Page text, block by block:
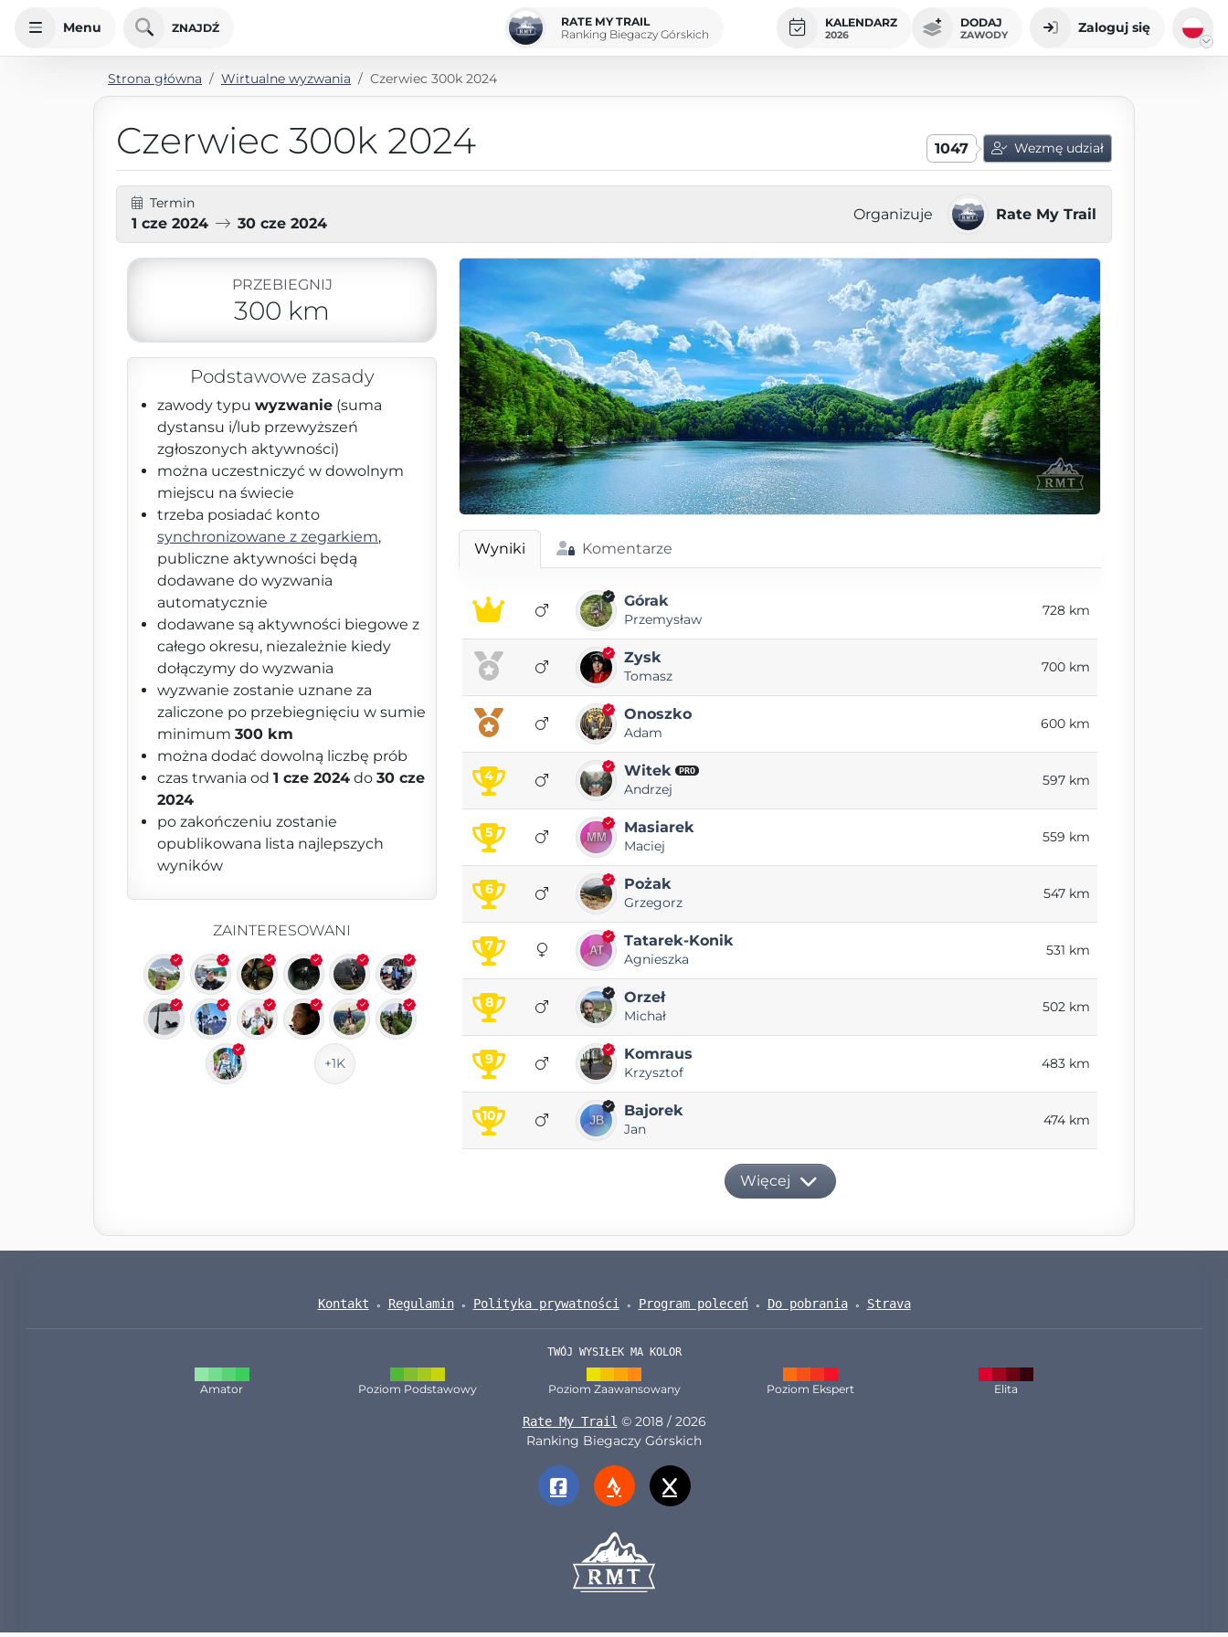
Menu ZNAJDŹ
RATE MY TRAIL
Ranking Biegaczy Górskich
KALENDARZ
2026
DODAJ
ZAWODY Zaloguj się
Strona główna Wirtualne wyzwania Czerwiec 300k 2024
Czerwiec 300k 2024 1047 Wezmę udział
Termin
1 cze 2024 30 cze 2024
Organizuje Rate My Trail
PRZEBIEGNIJ
300 km
Podstawowe zasady
zawody typu wyzwanie (suma
dystansu i/lub przewyższeń
zgłoszonych aktywności)
można uczestniczyć w dowolnym
miejscu na świecie
trzeba posiadać konto
synchronizowane z zegarkiem,
publiczne aktywności będą
dodawane do wyzwania
automatycznie
dodawane są aktywności biegowe z
całego okresu, niezależnie kiedy
dołączymy do wyzwania
wyzwanie zostanie uznane za
zaliczone po przebiegnięciu w sumie
minimum 300 km
można dodać dowolną liczbę prób
czas trwania od 1 cze 2024 do 30 cze
2024
po zakończeniu zostanie
opublikowana lista najlepszych
wyników
ZAINTERESOWANI
+1K
Wyniki Komentarze
Górak
Przemysław
728 km
Zysk
Tomasz
700 km
Onoszko
Adam
600 km
4 Witek PRO
Andrzej
597 km
5 Masiarek
Maciej
559 km
6 Pożak
Grzegorz
547 km
7 Tatarek-Konik
Agnieszka
531 km
8 Orzeł
Michał
502 km
9 Komraus
Krzysztof
483 km
10 Bajorek
Jan
474 km
Więcej
Kontakt Regulamin Polityka prywatności Program poleceń Do pobrania Strava
TWÓJ WYSIŁEK MA KOLOR
Amator Poziom Podstawowy Poziom Zaawansowany Poziom Ekspert Elita
Rate My Trail © 2018 / 2026
Ranking Biegaczy Górskich